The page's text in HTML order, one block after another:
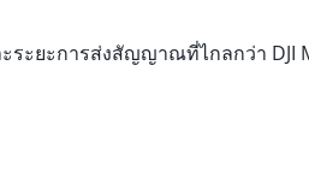
ะยะการส่งสัญญาณที่ไกลกว่า DJI